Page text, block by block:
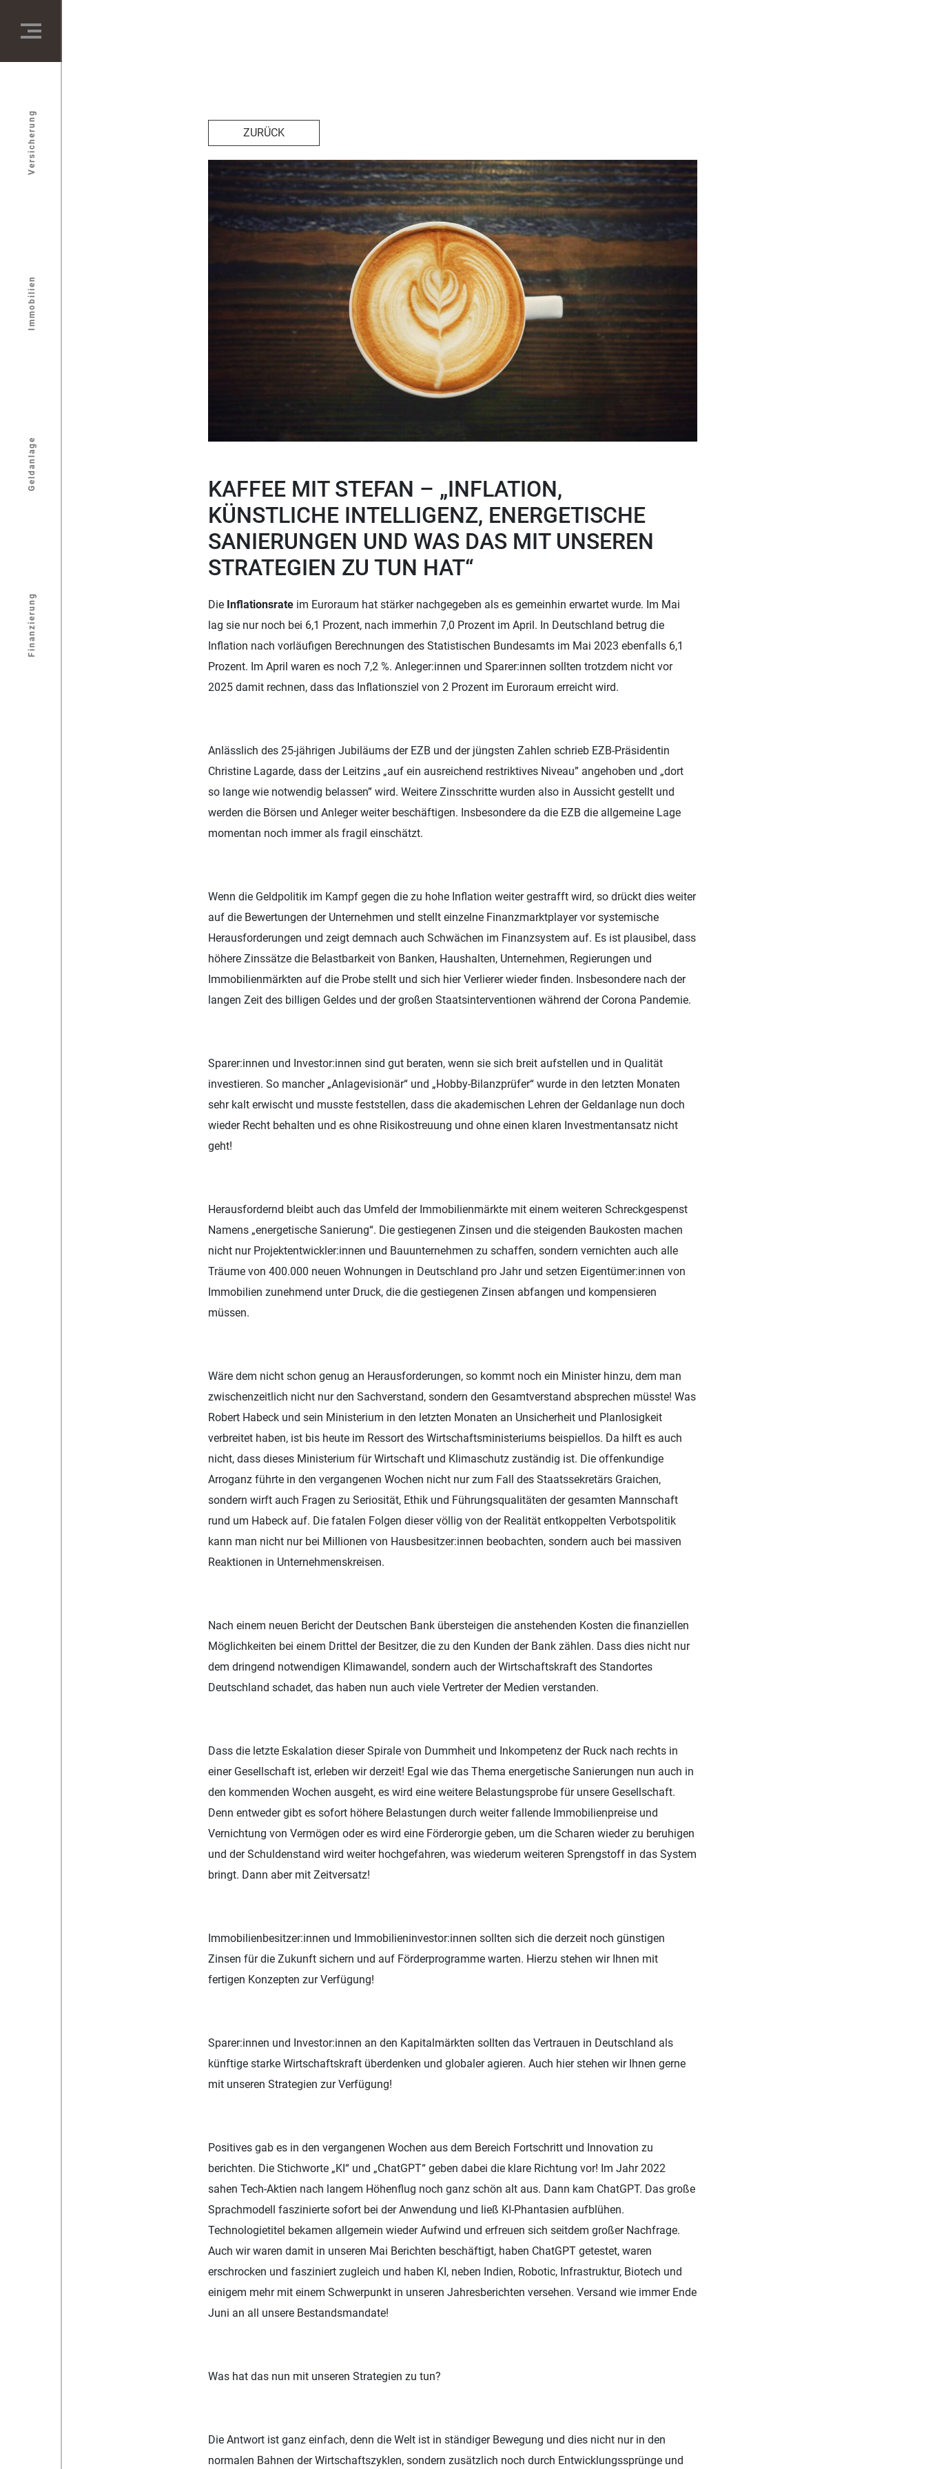
Finanzierung
Geldanlage
Immobilien
Versicherung ZURÜCK
KAFFEE MIT STEFAN – „INFLATION,
KÜNSTLICHE INTELLIGENZ, ENERGETISCHE
SANIERUNGEN UND WAS DAS MIT UNSEREN
STRATEGIEN ZU TUN HAT“
Die Inflationsrate im Euroraum hat stärker nachgegeben als es gemeinhin erwartet wurde. Im Mai
lag sie nur noch bei 6,1 Prozent, nach immerhin 7,0 Prozent im April. In Deutschland betrug die
Inflation nach vorläufigen Berechnungen des Statistischen Bundesamts im Mai 2023 ebenfalls 6,1
Prozent. Im April waren es noch 7,2 %. Anleger:innen und Sparer:innen sollten trotzdem nicht vor
2025 damit rechnen, dass das Inflationsziel von 2 Prozent im Euroraum erreicht wird.
Anlässlich des 25-jährigen Jubiläums der EZB und der jüngsten Zahlen schrieb EZB-Präsidentin
Christine Lagarde, dass der Leitzins „auf ein ausreichend restriktives Niveau” angehoben und „dort
so lange wie notwendig belassen” wird. Weitere Zinsschritte wurden also in Aussicht gestellt und
werden die Börsen und Anleger weiter beschäftigen. Insbesondere da die EZB die allgemeine Lage
momentan noch immer als fragil einschätzt.
Wenn die Geldpolitik im Kampf gegen die zu hohe Inflation weiter gestrafft wird, so drückt dies weiter
auf die Bewertungen der Unternehmen und stellt einzelne Finanzmarktplayer vor systemische
Herausforderungen und zeigt demnach auch Schwächen im Finanzsystem auf. Es ist plausibel, dass
höhere Zinssätze die Belastbarkeit von Banken, Haushalten, Unternehmen, Regierungen und
Immobilienmärkten auf die Probe stellt und sich hier Verlierer wieder finden. Insbesondere nach der
langen Zeit des billigen Geldes und der großen Staatsinterventionen während der Corona Pandemie.
Sparer:innen und Investor:innen sind gut beraten, wenn sie sich breit aufstellen und in Qualität
investieren. So mancher „Anlagevisionär“ und „Hobby-Bilanzprüfer“ wurde in den letzten Monaten
sehr kalt erwischt und musste feststellen, dass die akademischen Lehren der Geldanlage nun doch
wieder Recht behalten und es ohne Risikostreuung und ohne einen klaren Investmentansatz nicht
geht!
Herausfordernd bleibt auch das Umfeld der Immobilienmärkte mit einem weiteren Schreckgespenst
Namens „energetische Sanierung“. Die gestiegenen Zinsen und die steigenden Baukosten machen
nicht nur Projektentwickler:innen und Bauunternehmen zu schaffen, sondern vernichten auch alle
Träume von 400.000 neuen Wohnungen in Deutschland pro Jahr und setzen Eigentümer:innen von
Immobilien zunehmend unter Druck, die die gestiegenen Zinsen abfangen und kompensieren
müssen.
Wäre dem nicht schon genug an Herausforderungen, so kommt noch ein Minister hinzu, dem man
zwischenzeitlich nicht nur den Sachverstand, sondern den Gesamtverstand absprechen müsste! Was
Robert Habeck und sein Ministerium in den letzten Monaten an Unsicherheit und Planlosigkeit
verbreitet haben, ist bis heute im Ressort des Wirtschaftsministeriums beispiellos. Da hilft es auch
nicht, dass dieses Ministerium für Wirtschaft und Klimaschutz zuständig ist. Die offenkundige
Arroganz führte in den vergangenen Wochen nicht nur zum Fall des Staatssekretärs Graichen,
sondern wirft auch Fragen zu Seriosität, Ethik und Führungsqualitäten der gesamten Mannschaft
rund um Habeck auf. Die fatalen Folgen dieser völlig von der Realität entkoppelten Verbotspolitik
kann man nicht nur bei Millionen von Hausbesitzer:innen beobachten, sondern auch bei massiven
Reaktionen in Unternehmenskreisen.
Nach einem neuen Bericht der Deutschen Bank übersteigen die anstehenden Kosten die finanziellen
Möglichkeiten bei einem Drittel der Besitzer, die zu den Kunden der Bank zählen. Dass dies nicht nur
dem dringend notwendigen Klimawandel, sondern auch der Wirtschaftskraft des Standortes
Deutschland schadet, das haben nun auch viele Vertreter der Medien verstanden.
Dass die letzte Eskalation dieser Spirale von Dummheit und Inkompetenz der Ruck nach rechts in
einer Gesellschaft ist, erleben wir derzeit! Egal wie das Thema energetische Sanierungen nun auch in
den kommenden Wochen ausgeht, es wird eine weitere Belastungsprobe für unsere Gesellschaft.
Denn entweder gibt es sofort höhere Belastungen durch weiter fallende Immobilienpreise und
Vernichtung von Vermögen oder es wird eine Förderorgie geben, um die Scharen wieder zu beruhigen
und der Schuldenstand wird weiter hochgefahren, was wiederum weiteren Sprengstoff in das System
bringt. Dann aber mit Zeitversatz!
Immobilienbesitzer:innen und Immobilieninvestor:innen sollten sich die derzeit noch günstigen
Zinsen für die Zukunft sichern und auf Förderprogramme warten. Hierzu stehen wir Ihnen mit
fertigen Konzepten zur Verfügung!
Sparer:innen und Investor:innen an den Kapitalmärkten sollten das Vertrauen in Deutschland als
künftige starke Wirtschaftskraft überdenken und globaler agieren. Auch hier stehen wir Ihnen gerne
mit unseren Strategien zur Verfügung!
Positives gab es in den vergangenen Wochen aus dem Bereich Fortschritt und Innovation zu
berichten. Die Stichworte „KI“ und „ChatGPT“ geben dabei die klare Richtung vor! Im Jahr 2022
sahen Tech-Aktien nach langem Höhenflug noch ganz schön alt aus. Dann kam ChatGPT. Das große
Sprachmodell faszinierte sofort bei der Anwendung und ließ KI-Phantasien aufblühen.
Technologietitel bekamen allgemein wieder Aufwind und erfreuen sich seitdem großer Nachfrage.
Auch wir waren damit in unseren Mai Berichten beschäftigt, haben ChatGPT getestet, waren
erschrocken und fasziniert zugleich und haben KI, neben Indien, Robotic, Infrastruktur, Biotech und
einigem mehr mit einem Schwerpunkt in unseren Jahresberichten versehen. Versand wie immer Ende
Juni an all unsere Bestandsmandate!
Was hat das nun mit unseren Strategien zu tun?
Die Antwort ist ganz einfach, denn die Welt ist in ständiger Bewegung und dies nicht nur in den
normalen Bahnen der Wirtschaftszyklen, sondern zusätzlich noch durch Entwicklungssprünge und